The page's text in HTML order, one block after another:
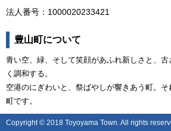
法人番号：1000020233421
豊山町について
青い空、緑、そして笑顔があふれ新しさと、古
く調和する。
空港のにぎわいと、祭ばやしが響きあう町。そ
町です。
Copyright © 2018 Toyoyama Town. All rights